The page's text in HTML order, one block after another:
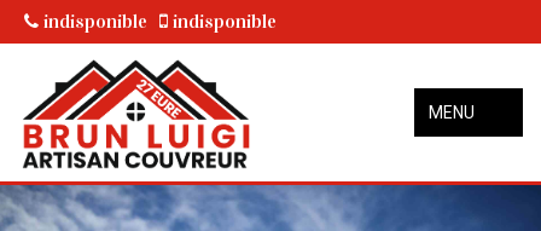
indisponible indisponible
MENU